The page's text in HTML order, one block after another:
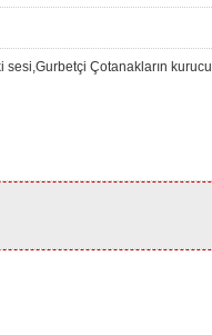
sesi,Gurbetçi Çotanakların